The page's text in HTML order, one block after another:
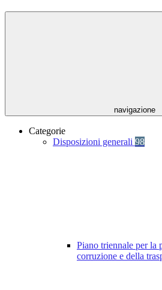
navigazione
Categorie
Disposizioni generali 98
Piano triennale per la
corruzione e della